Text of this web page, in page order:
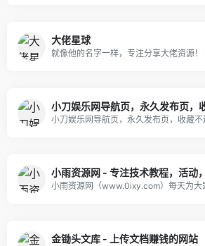
大佬星球
就像他的名字一样，专注分享大佬资源！
小刀娱乐网导航页，永久发布页，
小刀娱乐网导航页，永久发布页，收藏
小雨资源网（www.0ixy.com）每天为大
金锄头文库 - 上传文档赚钱的网站